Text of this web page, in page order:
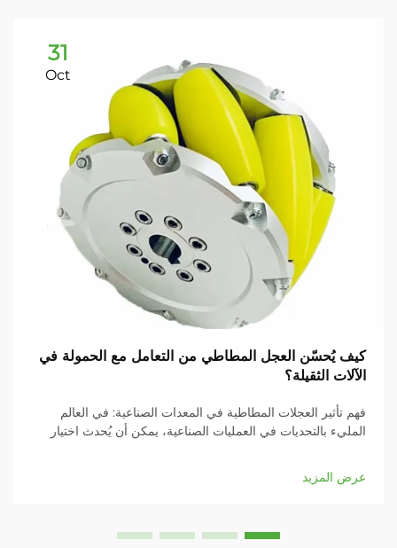
31
Oct
كيف يُحسّن العجل المطاطي من التعامل مع الحمولة في
الآلات الثقيلة؟
فهم تأثير العجلات المطاطية في المعدات الصناعية: في العالم
المليء بالتحديات في العمليات الصناعية، يمكن أن يُحدث اختيار
المطاطي كعنصر دعم فقط، بل يُعد نقطة تأثير رئيسية...
عرض المزيد